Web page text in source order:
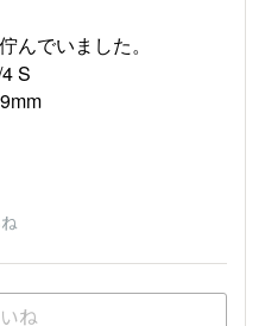
んでいました。
S
ね